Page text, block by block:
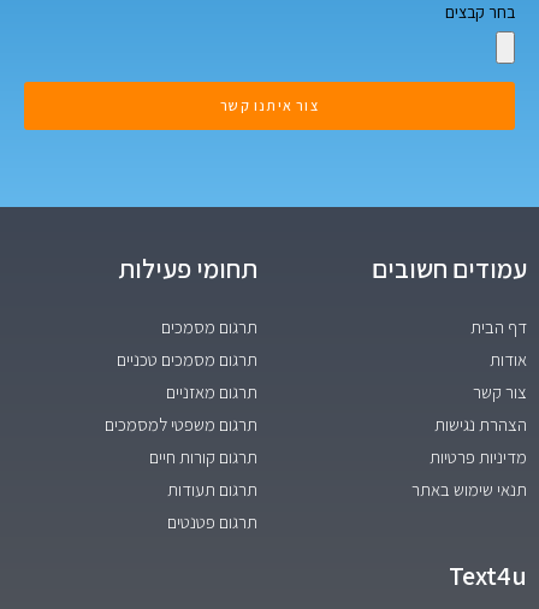
בחר קבצים
צור איתנו קשר
עמודים חשובים
דף הבית
אודות
צור קשר
הצהרת נגישות
מדיניות פרטיות
תנאי שימוש באתר
תחומי פעילות
תרגום מסמכים
תרגום מסמכים טכניים
תרגום מאזניים
תרגום משפטי למסמכים
תרגום קורות חיים
תרגום תעודות
תרגום פטנטים
Text4u